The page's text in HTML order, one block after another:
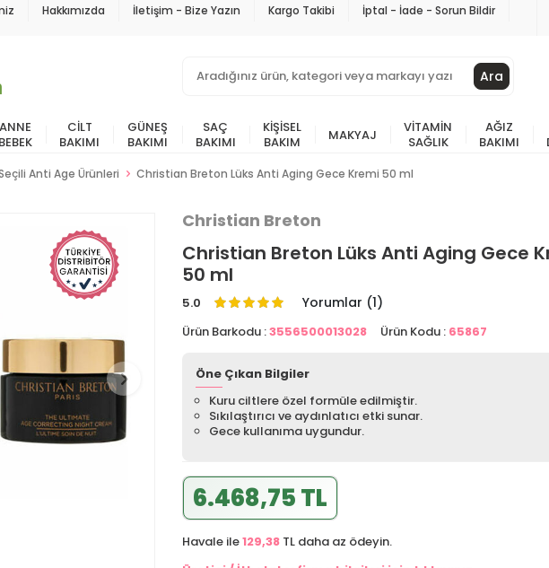
Hakkımızda İletişim - Bize Yazın Kargo Takibi İptal - İade - Sorun Bildir
Ara
ANNE
BEBEK
CILT
BAKIMI
GÜNEŞ
BAKIMI
SAÇ
BAKIMI
KIŞISEL
BAKIM
MAKYAJ
VITAMIN
SAĞLIK
AĞIZ
BAKIMI
Anti Age Ürünleri Christian Breton Lüks Anti Aging Gece Kremi 50 ml
Christian Breton
Christian Breton Lüks Anti Aging Gece
50 ml
5.0 Yorumlar (1)
Ürün Barkodu :3556500013028 Ürün Kodu : 65867
Öne Çıkan Bilgiler
Kuru ciltlere özel formüle edilmiştir.
Sıkılaştırıcı ve aydınlatıcı etki sunar.
Gece kullanıma uygundur.
6.468,75 TL
Havale ile129,38 TL daha az ödeyin.